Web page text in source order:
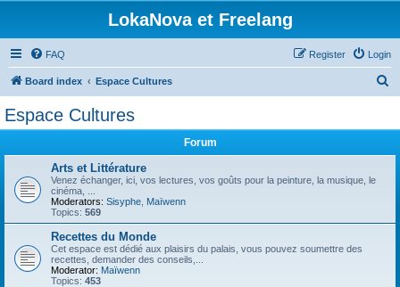
LokaNova et Freelang
FAQ Login
Register
Board index Espace Cultures
Espace Cultures
Forum
Arts et Littérature
Venez échanger, ici, vos lectures, vos goûts pour la peinture, la musique, le
cinéma, ...
Moderators: Sisyphe Maïwenn
Topics: 569
Recettes du Monde
Cet espace est dédié aux plaisirs du palais, vous pouvez soumettre des
recettes, demander des conseils,...
Moderator: Maïwenn
Topics: 453